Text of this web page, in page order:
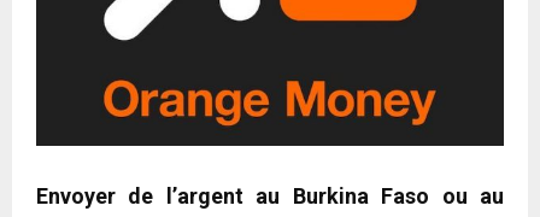
Envoyer de l’argent au Burkina Faso ou au